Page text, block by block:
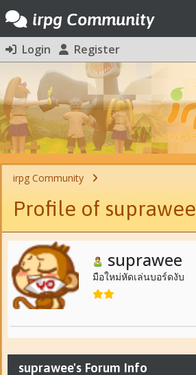
irpg Community
Login Register
irpg Community
Profile of suprawee
suprawee
มือใหม่หัดเล่นบอร์ดงับ
suprawee's Forum Info